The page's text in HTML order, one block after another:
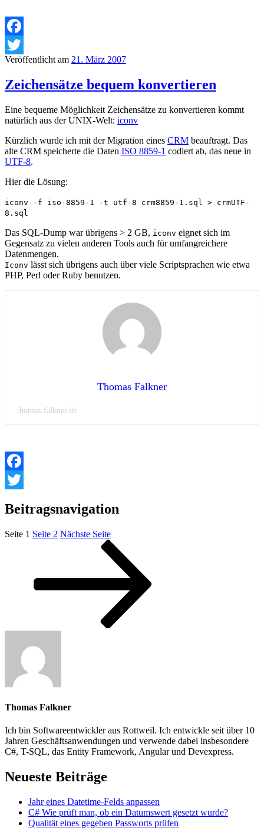
Facebook
Twitter
Veröffentlicht am 21. März 2007
Zeichensätze bequem konvertieren
Eine bequeme Möglichkeit Zeichensätze zu konvertieren kommt
natürlich aus der UNIX-Welt: iconv
Kürzlich wurde ich mit der Migration eines CRM beauftragt. Das
alte CRM speicherte die Daten ISO 8859-1 codiert ab, das neue in
UTF-8.
Hier die Lösung:
iconv -f iso-8859-1 -t utf-8 crm8859-1.sql > crmUTF-
8.sql
Das SQL-Dump war übrigens > 2 GB, iconv eignet sich im
Gegensatz zu vielen anderen Tools auch für umfangreichere
Datenmengen.
Iconv lässt sich übrigens auch über viele Scriptsprachen wie etwa
PHP, Perl oder Ruby benutzen.
Thomas Falkner
thomas-falkner.de
Facebook
Beitragsnavigation
Seite 1 Seite 2 Nächste Seite
Thomas Falkner
Ich bin Softwareentwickler aus Rottweil. Ich entwickle seit über 10
Jahren Geschäftsanwendungen und verwende dabei insbesondere
C#, T-SQL, das Entity Framework, Angular und Devexpress.
Neueste Beiträge
Jahr eines Datetime-Felds anpassen
C# Wie prüft man, ob ein Datumswert gesetzt wurde?
Qualität eines gegeben Passworts prüfen